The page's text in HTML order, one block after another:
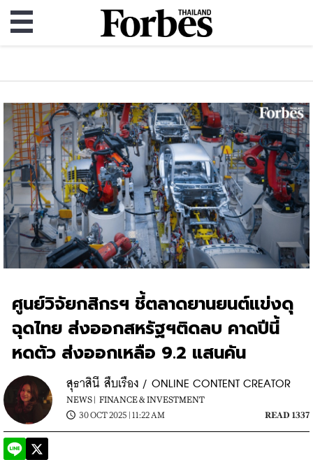
ศูนย์วิจัยกสิกรฯ ชี้ตลาดยานยนต์แข่งดุ
ฉุดไทย ส่งออกสหรัฐฯติดลบ คาดปีนี้
หดตัว ส่งออกเหลือ 9.2 แสนคัน
สุธาสินี สืบเรือง / ONLINE CONTENT CREATOR
NEWS | FINANCE & INVESTMENT
30 OCT 2025 | 11:22 AM
READ 1337